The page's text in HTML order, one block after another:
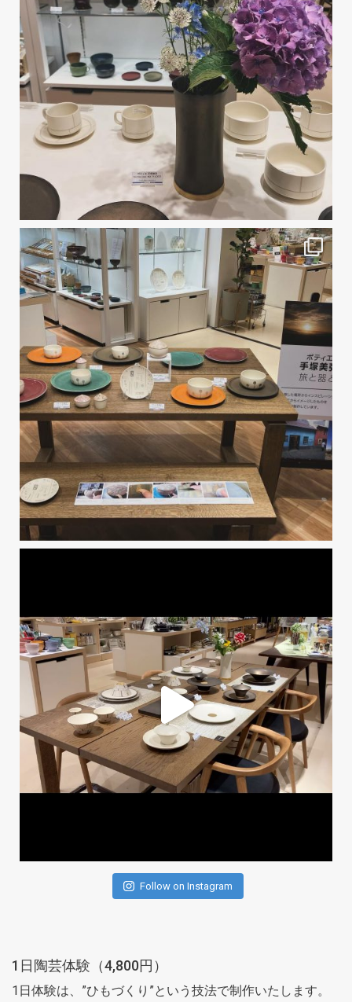
Follow on Instagram
1日陶芸体験（4,800円）
1日体験は、”ひもづくり”という技法で制作いたします。